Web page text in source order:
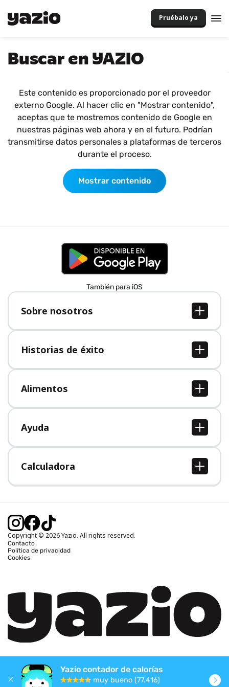
Pruébalo ya
Buscar en YAZIO
Este contenido es proporcionado por el proveedor
externo Google. Al hacer clic en "Mostrar contenido",
aceptas que te mostremos contenido de Google en
nuestras páginas web ahora y en el futuro. Podrían
transmitirse datos personales a plataformas de terceros
durante el proceso.
Mostrar contenido
También para iOS
Sobre nosotros
Sobre nosotros
Empleo
Prensa
Historias de éxito
Todas las historias de éxito
Alimentos
Todos los alimentos
Ayuda
Centro de ayuda
Calculadora
Calcular IMC
Calcular peso ideal
Calcular calorías quemadas
Copyright © 2026 Yazio. All rights reserved.
Contacto
Política de privacidad
Cookies
Yazio contador de calorías
muy bueno (77.416)